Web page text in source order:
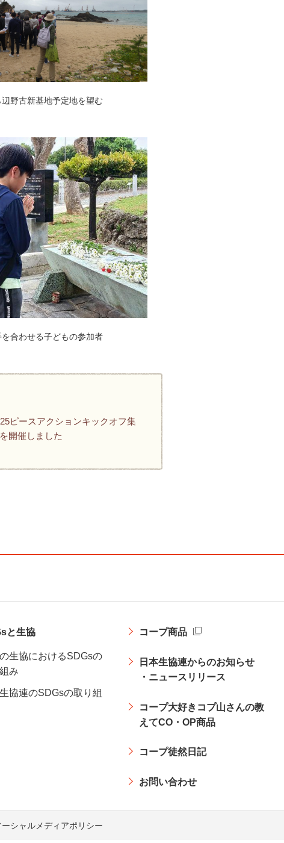
野古新基地予定地を望む
合わせる子どもの参加者
ピースアクションキックオフ集
開催しました
と生協
生協におけるSDGsの
み
協連のSDGsの取り組
コープ商品
日本生協連からのお知らせ
・ニュースリリース
コープ大好きコプ山さんの教
えてCO・OP商品
コープ徒然日記
お問い合わせ
ーシャルメディアポリシー